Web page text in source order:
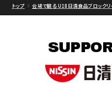
トップ 会場で観る U18日清食品ブロック